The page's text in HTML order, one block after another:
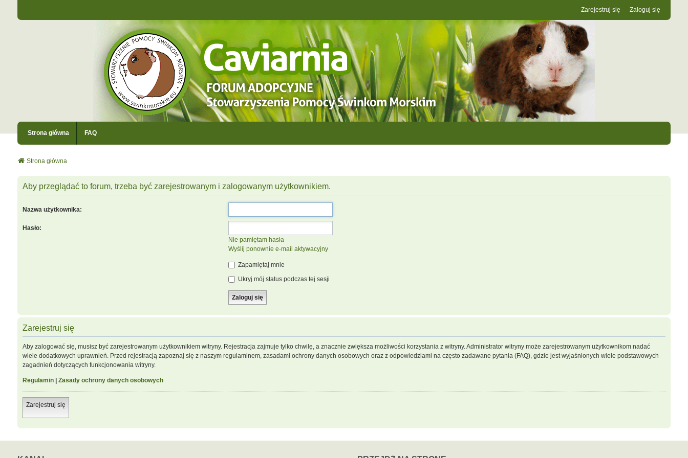
Zaloguj się
Zarejestruj się
Strona główna FAQ
Strona główna
Aby przeglądać to forum, trzeba być zarejestrowanym i zalogowanym użytkownikiem.
Nazwa użytkownika:
Hasło:
Nie pamiętam hasła
Wyślij ponownie e-mail aktywacyjny
Zapamiętaj mnie
Ukryj mój status podczas tej sesji
Zarejestruj się
Aby zalogować się, musisz być zarejestrowanym użytkownikiem witryny. Rejestracja zajmuje tylko chwilę, a znacznie zwiększa możliwości korzystania z witryny. Administrator witryny może zarejestrowanym użytkownikom nadać
wiele dodatkowych uprawnień. Przed rejestracją zapoznaj się z naszym regulaminem, zasadami ochrony danych osobowych oraz z odpowiedziami na często zadawane pytania (FAQ), gdzie jest wyjaśnionych wiele podstawowych
zagadnień dotyczących funkcjonowania witryny.
Regulamin| Zasady ochrony danych osobowych
Zarejestruj się